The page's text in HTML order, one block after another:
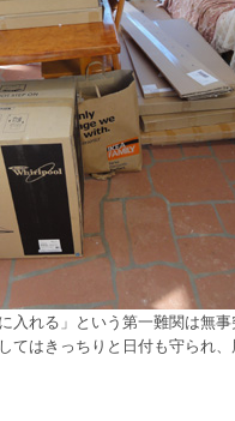
入れる」という第一難関は無事
てはきっちりと日付も守られ